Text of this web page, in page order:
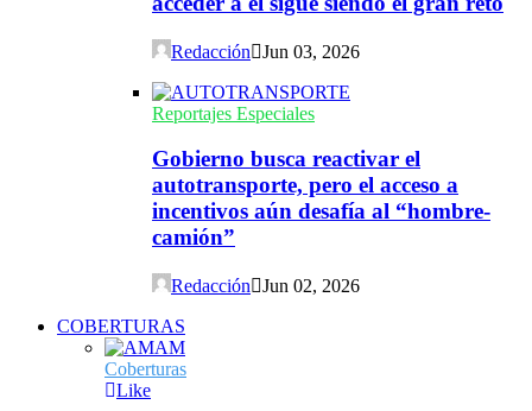
Redacción Jun 03, 2026
Reportajes Especiales
Gobierno busca reactivar el
autotransporte, pero el acceso a
incentivos aún desafía al “hombre-
camión”
Redacción
Jun 02, 2026
COBERTURAS
Coberturas
Like